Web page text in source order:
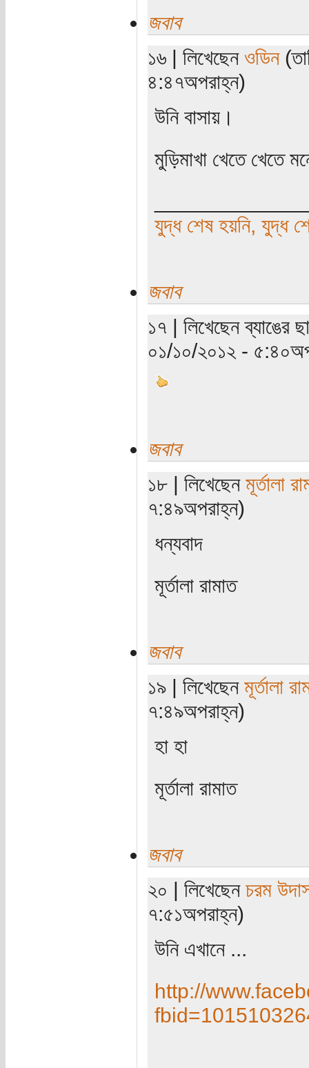
জবাব
১৬ | লিখেছেন ওডিন
৪:৪৭অপরাহ্ন)
উনি বাসায়।
মুড়িমাখা খেতে
যুদ্ধ শেষ হয়নি, যুদ্ধ
জবাব
১৭ | লিখেছেন ব্যাঙের
০১/১০/২০১২ -
জবাব
১৮ | লিখেছেন মূর্তালা
৭:৪৯অপরাহ্ন)
ধন্যবাদ
মূর্তালা রামাত
জবাব
১৯ | লিখেছেন মূর্তালা
৭:৪৯অপরাহ্ন)
হা হা
মূর্তালা রামাত
জবাব
২০ | লিখেছেন চরম
৭:৫১অপরাহ্ন)
উনি এখানে ...
http://